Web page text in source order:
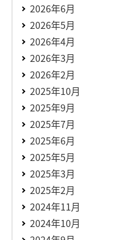
2026年6月
2026年5月
2026年4月
2026年3月
2026年2月
2025年10月
2025年9月
2025年7月
2025年6月
2025年5月
2025年3月
2025年2月
2024年11月
2024年10月